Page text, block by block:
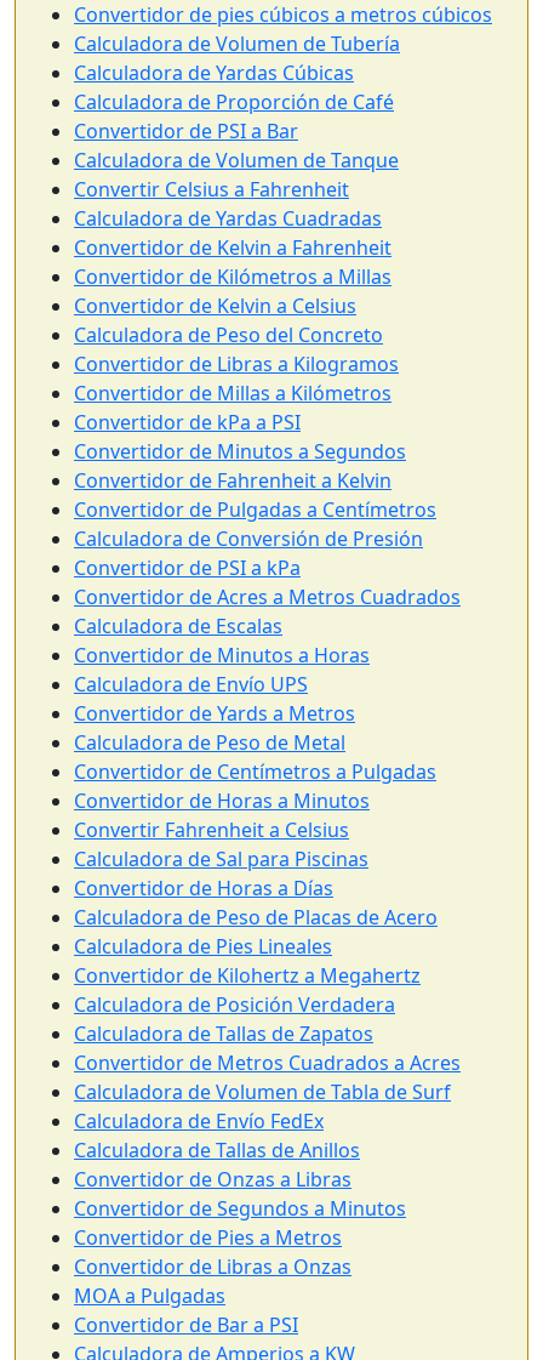
Convertidor de pies cúbicos a metros cúbicos
Calculadora de Volumen de Tubería
Calculadora de Yardas Cúbicas
Calculadora de Proporción de Café
Convertidor de PSI a Bar
Calculadora de Volumen de Tanque
Convertir Celsius a Fahrenheit
Calculadora de Yardas Cuadradas
Convertidor de Kelvin a Fahrenheit
Convertidor de Kilómetros a Millas
Convertidor de Kelvin a Celsius
Calculadora de Peso del Concreto
Convertidor de Libras a Kilogramos
Convertidor de Millas a Kilómetros
Convertidor de kPa a PSI
Convertidor de Minutos a Segundos
Convertidor de Fahrenheit a Kelvin
Convertidor de Pulgadas a Centímetros
Calculadora de Conversión de Presión
Convertidor de PSI a kPa
Convertidor de Acres a Metros Cuadrados
Calculadora de Escalas
Convertidor de Minutos a Horas
Calculadora de Envío UPS
Convertidor de Yards a Metros
Calculadora de Peso de Metal
Convertidor de Centímetros a Pulgadas
Convertidor de Horas a Minutos
Convertir Fahrenheit a Celsius
Calculadora de Sal para Piscinas
Convertidor de Horas a Días
Calculadora de Peso de Placas de Acero
Calculadora de Pies Lineales
Convertidor de Kilohertz a Megahertz
Calculadora de Posición Verdadera
Calculadora de Tallas de Zapatos
Convertidor de Metros Cuadrados a Acres
Calculadora de Volumen de Tabla de Surf
Calculadora de Envío FedEx
Calculadora de Tallas de Anillos
Convertidor de Onzas a Libras
Convertidor de Segundos a Minutos
Convertidor de Pies a Metros
Convertidor de Libras a Onzas
MOA a Pulgadas
Convertidor de Bar a PSI
Calculadora de Amperios a KW